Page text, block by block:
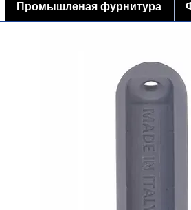
Промышленая фурнитура